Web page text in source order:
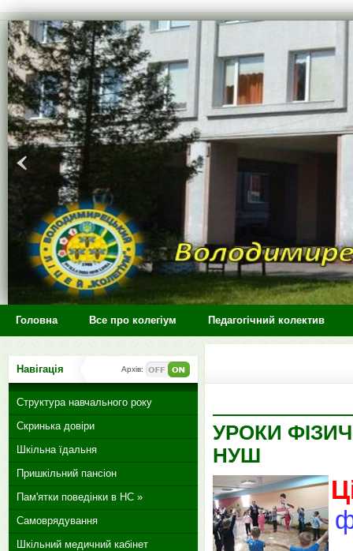
>
Головна Все про колегіум Педагогічний колектив
УРОКИ
НУШ
Навігація Архів:
Структура навчального року
Скринька довіри
Шкільна їдальня
Пришкільний пансіон
Пам'ятки поведінки в НС »
Самоврядування
Шкільний медичний кабінет